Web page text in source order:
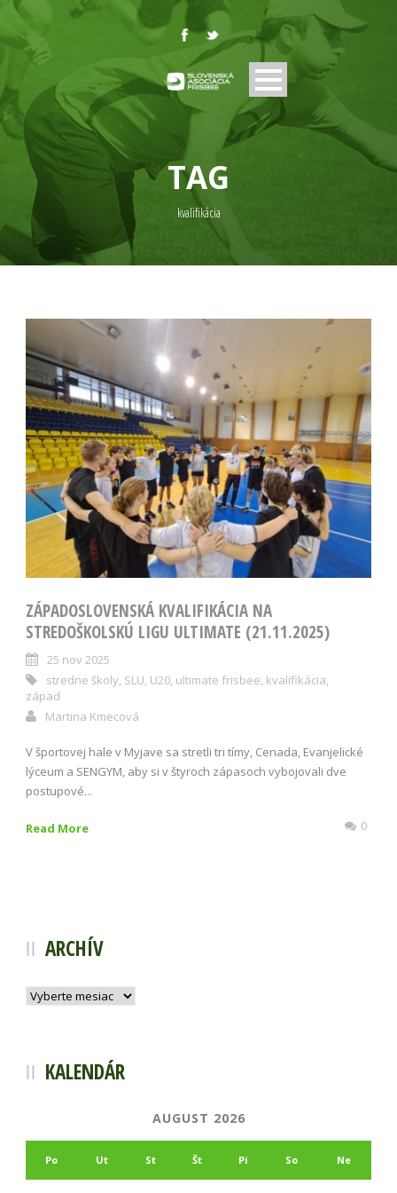
TAG
kvalifikácia
ZÁPADOSLOVENSKÁ KVALIFIKÁCIA NA
STREDOŠKOLSKÚ LIGU ULTIMATE (21.11.2025)
25 nov 2025
stredne školy, SLU, U20, ultimate frisbee, kvalifikácia,
západ
Martina Kmecová
V športovej hale v Myjave sa stretli tri tímy, Cenada, Evanjelické
lýceum a SENGYM, aby si v štyroch zápasoch vybojovali dve
postupové...
Read More 0
ARCHÍV
Archív
KALENDÁR
AUGUST 2026
Po Ut St Št Pi So Ne